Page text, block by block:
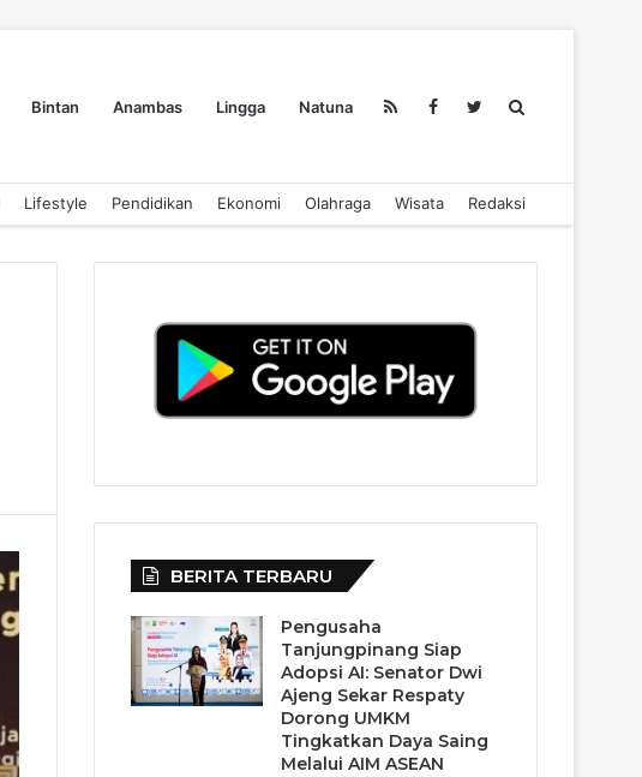
Bintan Anambas Lingga Natuna
Lifestyle Pendidikan Ekonomi Olahraga Wisata Redaksi
BERITA TERBARU
Pengusaha
Tanjungpinang Siap
Adopsi AI: Senator Dwi
Ajeng Sekar Respaty
Dorong UMKM
Tingkatkan Daya Saing
Melalui AIM ASEAN